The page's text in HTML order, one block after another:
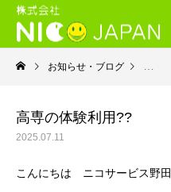
お知らせ・ブログ 就
高専の体験利用??
2025.07.11
こんにちは ニコサービス野